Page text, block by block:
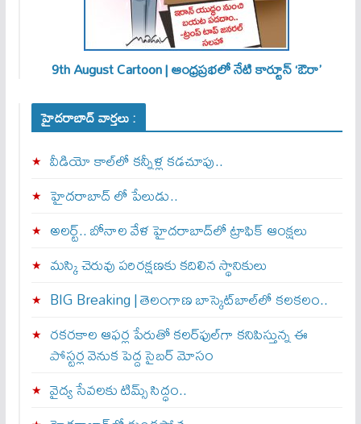
9th August Cartoon | ఆంధ్రప్రభలో నేటి కార్టూన్ ‘ఔరా’
హైదరాబాద్ వార్తలు :
వీడియో కాల్‌లో కన్నీళ్ల కడచూపు..
హైదరాబాద్ లో పేలుడు..
అలర్ట్‌.. బోనాల వేళ హైదరాబాద్‌లో ట్రాఫిక్‌ ఆంక్షలు
మస్కి చెరువు పరిరక్షణకు కదిలిన స్థానికులు
BIG Breaking | తెలంగాణ బాస్కెట్‌బాల్‌లో కలకలం..
రకరకాల ఆఫర్ల పేరుతో కలర్‌ఫుల్‌గా కనిపిస్తున్న ఈ
పోస్టర్ల వెనుక పెద్ద సైబర్ మోసం
వైద్య సేవలకు టిమ్స్‌ సిద్ధం..